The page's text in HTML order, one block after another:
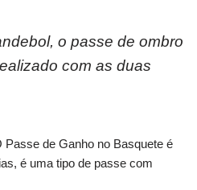
o passe de ombro
com as duas
de Ganho no Basquete é
é uma tipo de passe com